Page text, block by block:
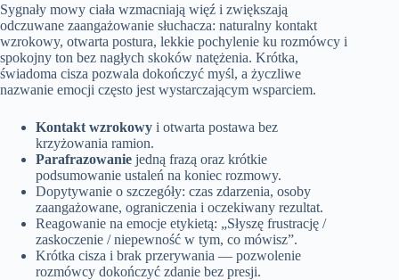
Sygnały mowy ciała wzmacniają więź i zwiększają
odczuwane zaangażowanie słuchacza: naturalny kontakt
wzrokowy, otwarta postura, lekkie pochylenie ku rozmówcy i
spokojny ton bez nagłych skoków natężenia. Krótka,
świadoma cisza pozwala dokończyć myśl, a życzliwe
nazwanie emocji często jest wystarczającym wsparciem.
Kontakt wzrokowy i otwarta postawa bez
krzyżowania ramion.
Parafrazowanie jedną frazą oraz krótkie
podsumowanie ustaleń na koniec rozmowy.
Dopytywanie o szczegóły: czas zdarzenia, osoby
zaangażowane, ograniczenia i oczekiwany rezultat.
Reagowanie na emocje etykietą: „Słyszę frustrację /
zaskoczenie / niepewność w tym, co mówisz”.
Krótka cisza i brak przerywania — pozwolenie
rozmówcy dokończyć zdanie bez presji.